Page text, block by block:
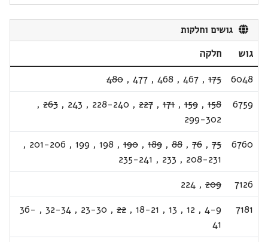
גושים וחלקות
גוש
חלקה
6048
175
,
467
,
468
,
477
,
480
6759
158
,
159
,
171
,
227
,
228-240
,
243
,
263
,
299-302
6760
75
,
76
,
88
,
189
,
190
,
198
,
199
,
201-206
,
208-231
,
233
,
235-241
7126
209
,
224
7181
4-9
,
12
,
13
,
18-21
,
22
,
23-30
,
32-34
,
36-
41